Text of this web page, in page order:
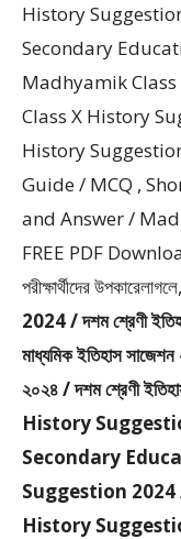
History
Secondary
Madhyamik
Class X History
History
Guide / MCQ ,
and Answer /
FREE PDF Download)
পরীক্ষার্থীদের
2024 / দশম শ্রেণী
মাধ্যমিক ইতিহাস
২০২৪ / দশম শ্রেণী
History
Secondary
Suggestion
History